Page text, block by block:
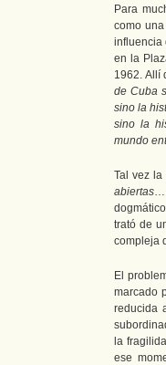
Para
como
influencia
en la
1962. Allí
de Cuba
sino la
sino la
mundo
Tal vez
abiertas…
trató de
compleja
El
marcado
reducida
la
ese